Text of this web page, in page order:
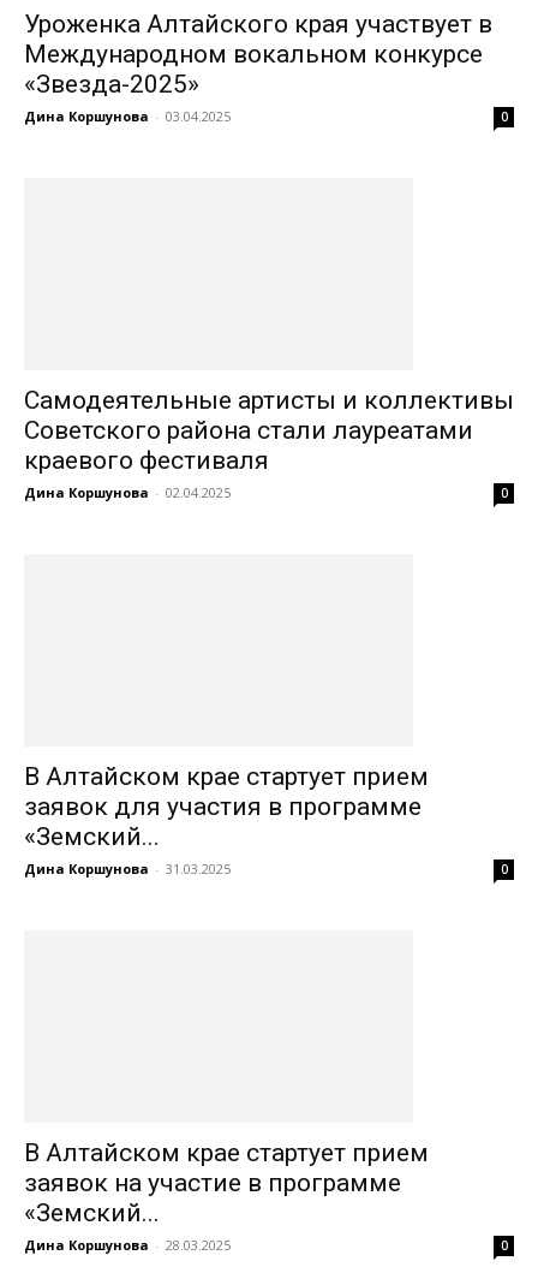
Уроженка Алтайского края участвует в
Международном вокальном конкурсе
«Звезда-2025»
Дина Коршунова - 03.04.2025 0
Самодеятельные артисты и коллективы
Советского района стали лауреатами
краевого фестиваля
Дина Коршунова - 02.04.2025 0
В Алтайском крае стартует прием
заявок для участия в программе
«Земский...
Дина Коршунова - 31.03.2025 0
В Алтайском крае стартует прием
заявок на участие в программе
«Земский...
Дина Коршунова - 28.03.2025 0